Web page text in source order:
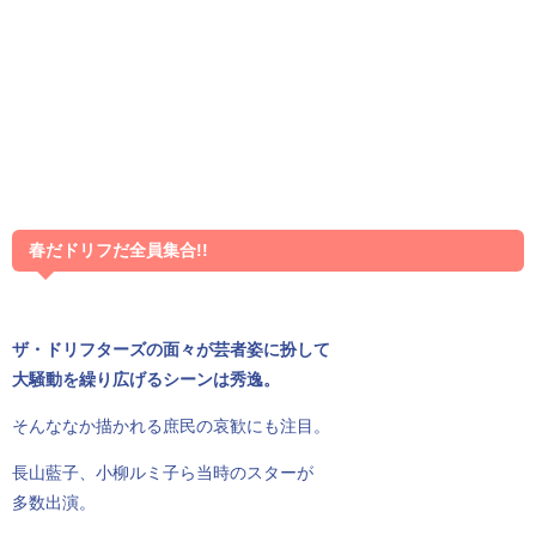
春だドリフだ全員集合!!
ザ・ドリフターズの面々が芸者姿に扮して
大騒動を繰り広げるシーンは秀逸。
そんななか描かれる庶民の哀歓にも注目。
長山藍子、小柳ルミ子ら当時のスターが
多数出演。